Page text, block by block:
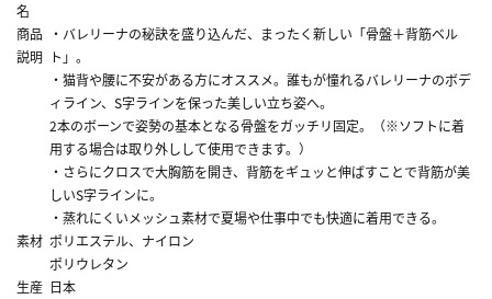
名
商品
説明
・バレリーナの秘訣を盛り込んだ、まったく新しい「骨盤＋背筋ベル
ト」。
・猫背や腰に不安がある方にオススメ。誰もが憧れるバレリーナのボデ
ィライン、S字ラインを保った美しい立ち姿へ。
2本のボーンで姿勢の基本となる骨盤をガッチリ固定。（※ソフトに着
用する場合は取り外しして使用できます。）
・さらにクロスで大胸筋を開き、背筋をギュッと伸ばすことで背筋が美
しいS字ラインに。
・蒸れにくいメッシュ素材で夏場や仕事中でも快適に着用できる。
素材 ポリエステル、ナイロン
ポリウレタン
生産 日本